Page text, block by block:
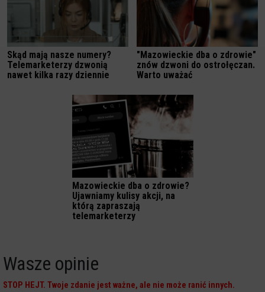
Skąd mają nasze numery?
Telemarketerzy dzwonią
nawet kilka razy dziennie
"Mazowieckie dba o zdrowie"
znów dzwoni do ostrołęczan.
Warto uważać
Mazowieckie dba o zdrowie?
Ujawniamy kulisy akcji, na
którą zapraszają
telemarketerzy
Wasze opinie
STOP HEJT. Twoje zdanie jest ważne, ale nie może ranić innych.